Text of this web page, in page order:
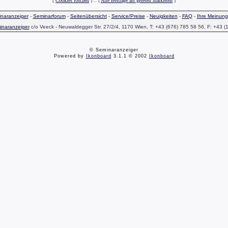
- Seminarforum- Seitenübersicht- Service/Preise - Neuigkeiten - FAQ- Ihre Meinung
c/o Veeck - Neuwaldegger Str. 27/2/4, 1170 Wien, T: +43 (676) 785 58 56, F: +43
© Seminaranzeiger
Powered by
Ikonboard 3.1.1 © 2002 Ikonboard